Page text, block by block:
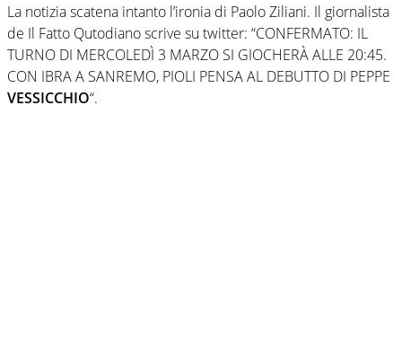
La notizia scatena intanto l’ironia di Paolo Ziliani. Il giornalista
de Il Fatto Qutodiano scrive su twitter: “CONFERMATO: IL
TURNO DI MERCOLEDÌ 3 MARZO SI GIOCHERÀ ALLE 20:45.
CON IBRA A SANREMO, PIOLI PENSA AL DEBUTTO DI PEPPE
VESSICCHIO“.